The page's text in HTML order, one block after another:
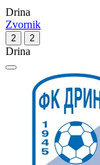
Drina
Zvornik
2 2
Drina